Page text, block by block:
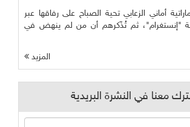
أماني الزعابي تحية الصباح على رفاقها عبر
"إنستغرام"، ثم تُذّكرهم أن من لم ينهض في
المزيد
معنا في النشرة البريدية